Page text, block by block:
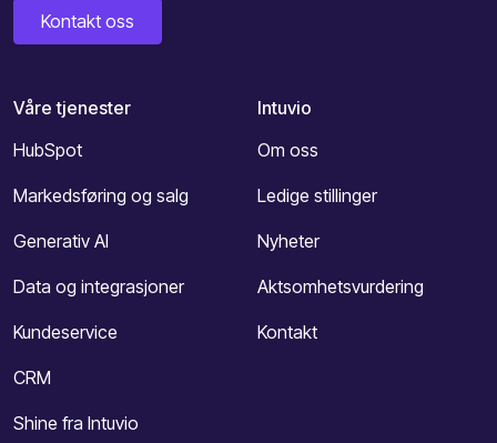
Kontakt oss
Våre tjenester
HubSpot
Markedsføring og salg
Generativ AI
Data og integrasjoner
Kundeservice
CRM
Shine fra Intuvio
Intuvio
Om oss
Ledige stillinger
Nyheter
Aktsomhetsvurdering
Kontakt